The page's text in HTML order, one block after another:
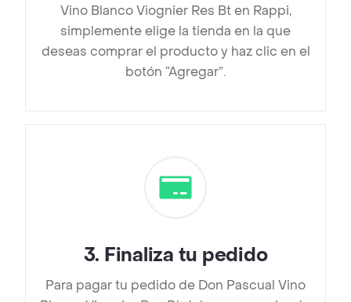
Vino Blanco Viognier Res Bt en Rappi,
simplemente elige la tienda en la que
deseas comprar el producto y haz clic en el
botón “Agregar”.
3. Finaliza tu pedido
Para pagar tu pedido de Don Pascual Vino